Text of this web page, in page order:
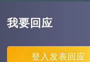
我要回应
登入 发表回应